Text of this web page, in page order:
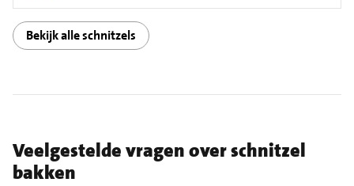
Bekijk alle schnitzels
Veelgestelde vragen over schnitzel
bakken